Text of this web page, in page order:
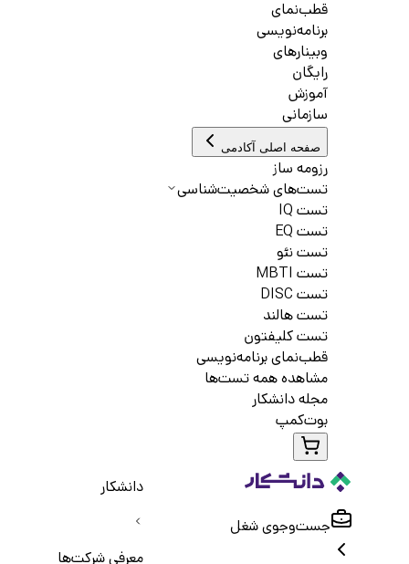
قطب‌نمای
برنامه‌نویسی
وبینارهای
رایگان
آموزش
سازمانی
صفحه اصلی آکادمی
رزومه ساز
تست‌های شخصیت‌شناسی
تست IQ
تست EQ
تست نئو
تست MBTI
تست DISC
تست هالند
تست کلیفتون
قطب‌نمای برنامه‌نویسی
مشاهده همه تست‌ها
مجله دانشکار
بوت‌کمپ
جست‌و‌جوی شغل
دانشکار